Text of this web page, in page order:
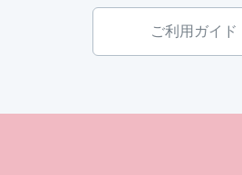
ご利用ガイド